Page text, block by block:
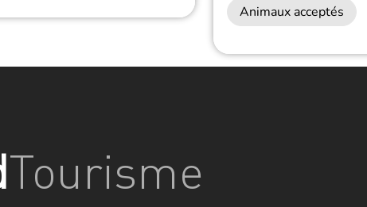
Animaux acceptés
Tourisme